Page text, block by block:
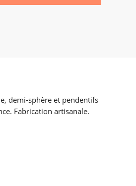
demi-sphère et pendentifs
Fabrication artisanale.